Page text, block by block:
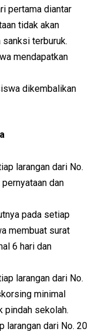
pertama diantar
tidak akan
terburuk.
mendapatkan
dikembalikan
larangan dari No.
dan
pada setiap
membuat surat
6 hari dan
larangan dari No.
minimal
pindah sekolah.
larangan dari No. 20